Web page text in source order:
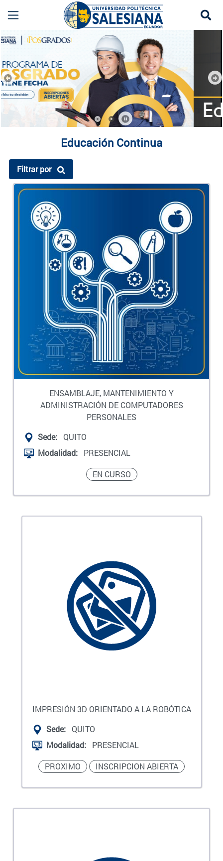
Educación Continua
more
Previous
Educación Continua
Filtrar por
ENSAMBLAJE, MANTENIMIENTO Y
ADMINISTRACIÓN DE COMPUTADORES
PERSONALES
Sede:
QUITO
Modalidad:
PRESENCIAL
EN CURSO
IMPRESIÓN 3D ORIENTADO A LA ROBÓTICA
Sede:
QUITO
Modalidad:
PRESENCIAL
PROXIMO INSCRIPCION ABIERTA